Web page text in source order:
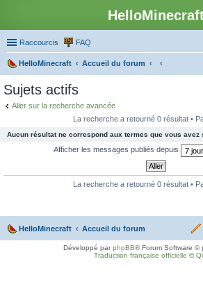
Raccourcis FAQ
HelloMinecraft
Accueil du forum
Sujets actifs
Aller sur la recherche avancée
La recherche a retourné 0 résultat •
Aucun résultat ne correspond aux termes que vous avez
Afficher les messages publiés depuis
La recherche a retourné 0 résultat •
HelloMinecraft Accueil du forum
Développé parphpBB® Forum Software ©
Traduction française officielle ©